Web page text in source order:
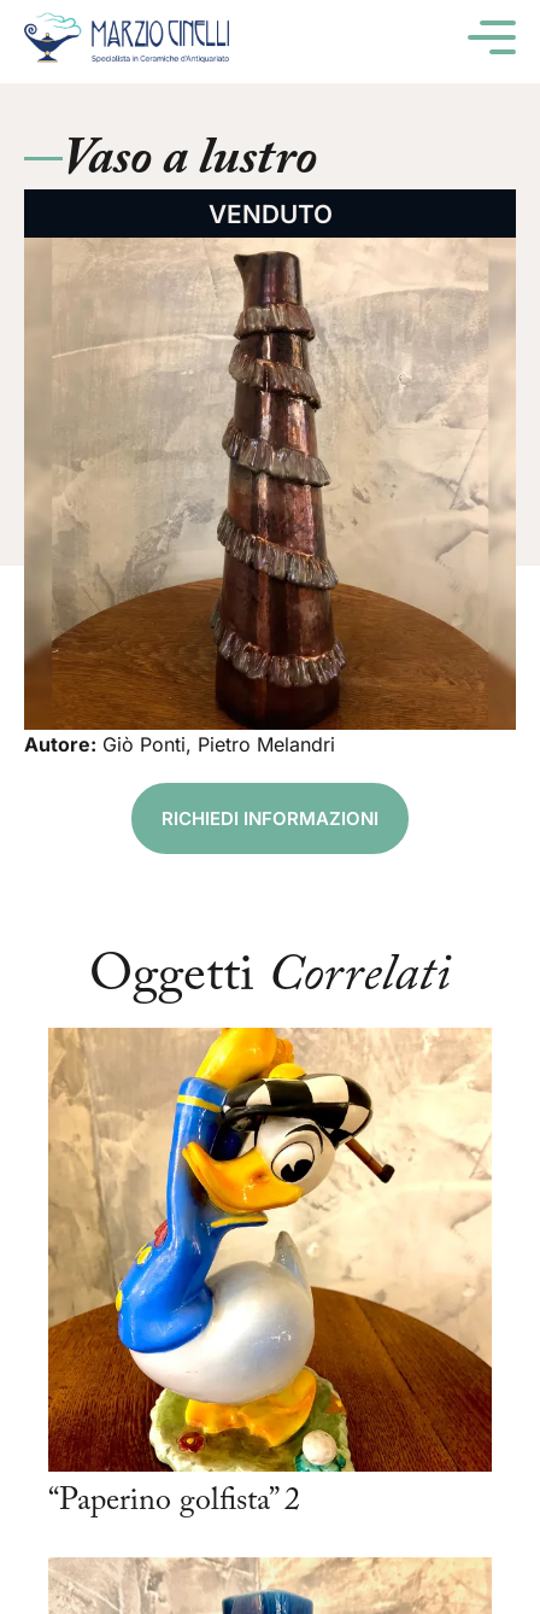
Vaso a lustro
VENDUTO
Autore: Giò Ponti, Pietro Melandri
RICHIEDI INFORMAZIONI
Oggetti Correlati
“Paperino golfista” 2